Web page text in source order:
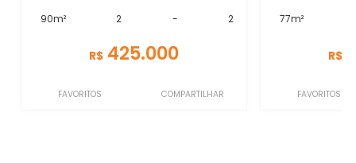
90m² 2 - 2
R$ 425.000
FAVORITOS COMPARTILHAR
77m²
R$
FAVORITOS